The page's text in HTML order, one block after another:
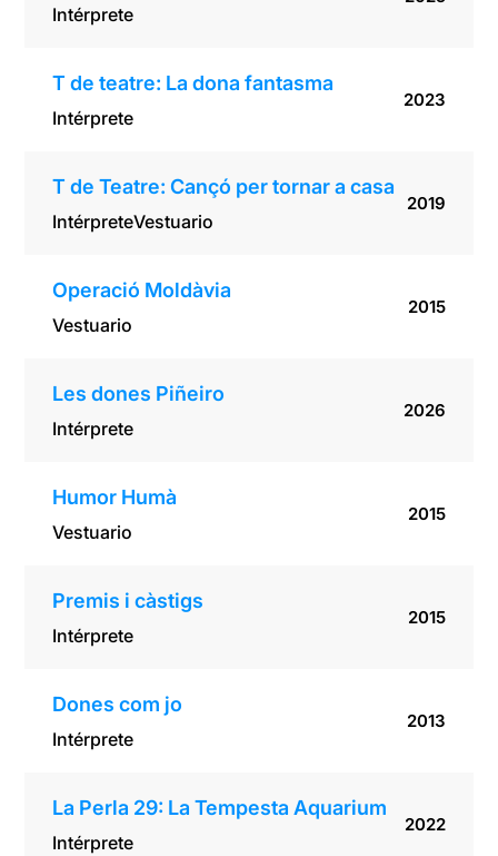
Intérprete
T de teatre: La dona fantasma
Intérprete
2023
T de Teatre: Cançó per tornar a casa
IntérpreteVestuario
2019
Operació Moldàvia
Vestuario
2015
Les dones Piñeiro
Intérprete
2026
Humor Humà
Vestuario
2015
Premis i càstigs
Intérprete
2015
Dones com jo
Intérprete
2013
La Perla 29: La Tempesta Aquarium
Intérprete
2022